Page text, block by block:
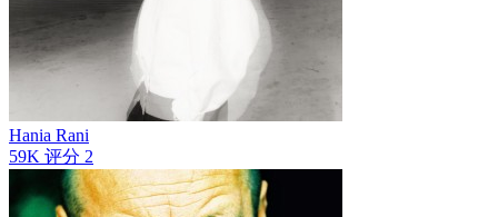
Hania Rani
59K 评分 2